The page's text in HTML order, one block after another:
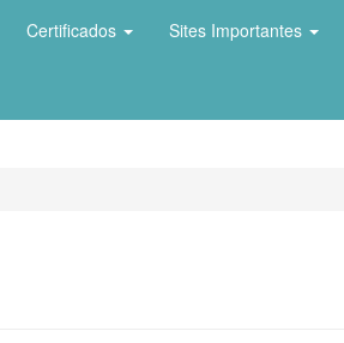
Certificados Sites Importantes